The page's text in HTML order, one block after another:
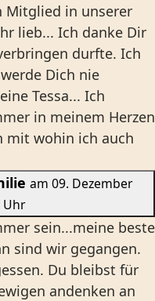
Mitglied in unserer
lieb... Ich danke Dir
durfte. Ich
Dich nie
Tessa... Ich
in meinem Herzen
mit wohin ich auch
am 09. Dezember
Uhr
sein...meine beste
sind wir gegangen.
Du bleibst für
andenken an